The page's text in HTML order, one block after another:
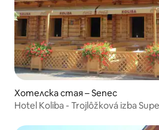
Хотелска стая – Senec
Hotel Koliba - Trojlôžková izba